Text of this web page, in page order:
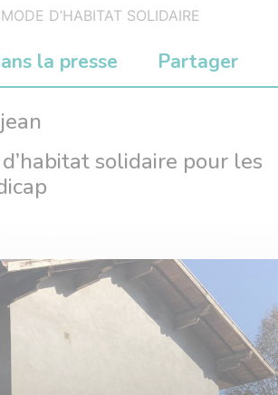
D’HABITAT SOLIDAIRE
la presse Partager
solidaire pour les